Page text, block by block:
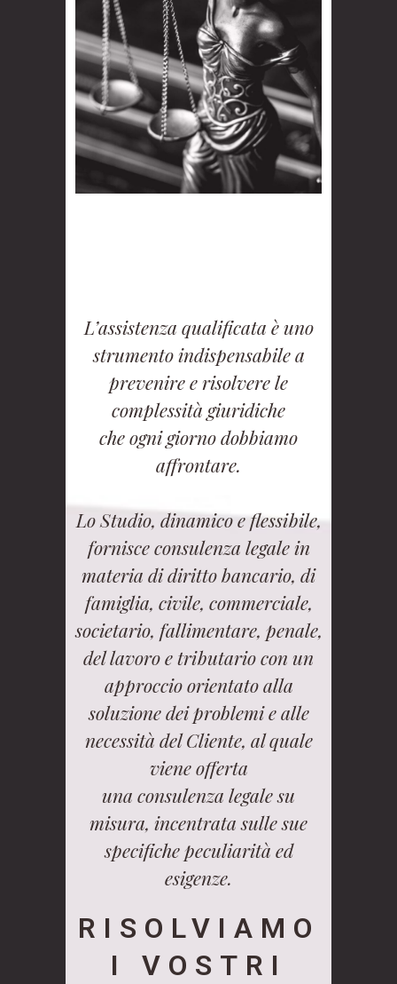
L’assistenza qualificata è uno
strumento indispensabile a
prevenire e risolvere le
complessità giuridiche
che ogni giorno dobbiamo
affrontare.
Lo Studio, dinamico e flessibile,
fornisce consulenza legale in
materia di diritto bancario, di
famiglia, civile, commerciale,
societario, fallimentare, penale,
del lavoro e tributario con un
approccio orientato alla
soluzione dei problemi e alle
necessità del Cliente, al quale
viene offerta
una consulenza legale su
misura, incentrata sulle sue
specifiche peculiarità ed
esigenze.
RISOLVIAMO
I VOSTRI